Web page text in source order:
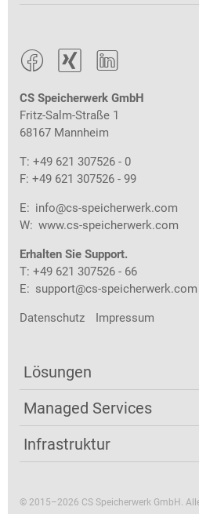
  
CS Speicherwerk GmbH
Fritz-Salm-Straße 1
68167 Mannheim
T: +49 621 307526 - 0
F: +49 621 307526 - 99
E: info@cs-speicherwerk.com
W: www.cs-speicherwerk.com
Erhalten Sie Support.
T: +49 621 307526 - 66
E: support@cs-speicherwerk.com
Datenschutz Impressum
Lösungen
Managed Services
Infrastruktur
© 2015–2026 CS Speicherwerk GmbH.